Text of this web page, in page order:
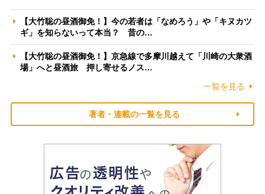
【大竹聡の昼酒御免！】今の若者は「なめろう」や「キヌカツ
ギ」を知らないって本当？ 昔の…
【大竹聡の昼酒御免！】京急線で多摩川越えて「川崎の大衆酒
場」へと昼酒旅 押し寄せるノス…
一覧を見る
著者・連載の一覧を見る